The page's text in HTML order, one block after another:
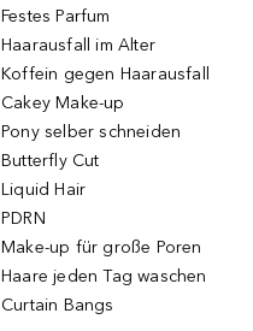
Festes Parfum
Haarausfall im Alter
Koffein gegen Haarausfall
Cakey Make-up
Pony selber schneiden
Butterfly Cut
Liquid Hair
PDRN
Make-up für große Poren
Haare jeden Tag waschen
Curtain Bangs